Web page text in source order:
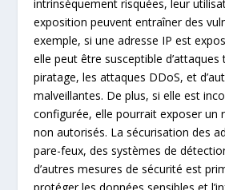
intrinsèquement risquées, leur
exposition peuvent entraîner des
exemple, si une adresse IP est
elle peut être susceptible d’attaques
piratage, les attaques DDoS, et
malveillantes. De plus, si elle est
configurée, elle pourrait exposer un
non autorisés. La sécurisation des
pare-feux, des systèmes de
d’autres mesures de sécurité est